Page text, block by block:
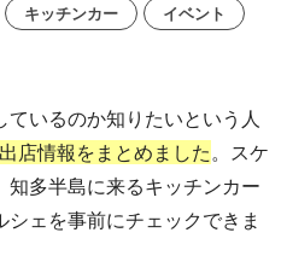
キッチンカー
イベント
いるのか知りたいという人
店情報をまとめました。スケ
知多半島に来るキッチンカー
ェを事前にチェックできま